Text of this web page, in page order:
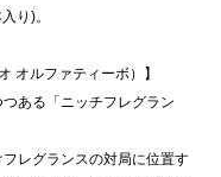
り)。
オルファティーボ）】
ある「ニッチフレグラン
レグランスの対局に位置す